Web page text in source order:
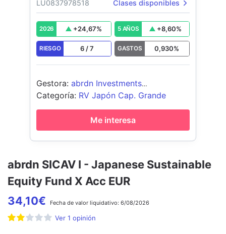
abrdn SICAV I - Japanese Sustainable
Equity Fund X Acc EUR
34,10€ Fecha de valor liquidativo: 6/08/2026
Ver 1 opinión
LU0837978518 Clases disponibles
2026 +24,67% 5 AÑOS +8,60%
RIESGO 6 /7 GASTOS 0,930%
Gestora: abrdn Investments
Luxembourg S.A.
Categoría: RV Japón Cap. Grande
Me interesa